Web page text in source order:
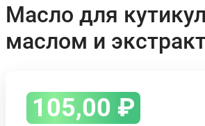
Масло для
маслом и
105,00 ₽